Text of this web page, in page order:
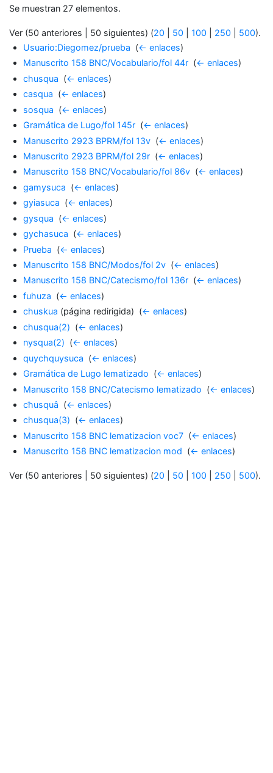
Se muestran 27 elementos.
Ver (50 anteriores | 50 siguientes) (20 50 100 250 500).
Usuario:Diegomez/prueba (← enlaces)
Manuscrito 158 BNC/Vocabulario/fol 44r (← enlaces)
chusqua (← enlaces)
casqua (← enlaces)
sosqua (← enlaces)
Gramática de Lugo/fol 145r (← enlaces)
Manuscrito 2923 BPRM/fol 13v (← enlaces)
Manuscrito 2923 BPRM/fol 29r (← enlaces)
Manuscrito 158 BNC/Vocabulario/fol 86v (← enlaces)
gamysuca (← enlaces)
gyiasuca (← enlaces)
gysqua (← enlaces)
gychasuca (← enlaces)
Prueba (← enlaces)
Manuscrito 158 BNC/Modos/fol 2v (← enlaces)
Manuscrito 158 BNC/Catecismo/fol 136r (← enlaces)
fuhuza (← enlaces)
chuskua (página redirigida) ‎ (← enlaces)
chusqua(2) (← enlaces)
nysqua(2) (← enlaces)
quychquysuca (← enlaces)
Gramática de Lugo lematizado (← enlaces)
Manuscrito 158 BNC/Catecismo lematizado (← enlaces)
cħusquâ (← enlaces)
chusqua(3) (← enlaces)
Manuscrito 158 BNC lematizacion voc7 (← enlaces)
Manuscrito 158 BNC lematizacion mod (← enlaces)
Ver (50 anteriores | 50 siguientes) (20 50 100 250 500).